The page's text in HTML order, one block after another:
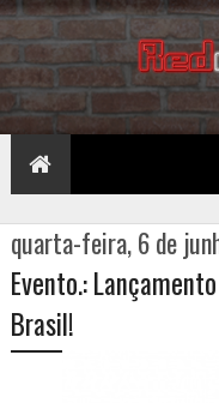
quarta-feira, 6 de
Evento.:
Brasil!